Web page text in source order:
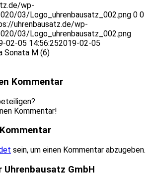
wp-
03/Logo_uhrenbausatz_002.png 0 0
uhrenbausatz.de/wp-
03/Logo_uhrenbausatz_002.png
02-05 14:56:252019-02-05
Sonata M (6)
Kommentar
Kommentar!
sein, um einen Kommentar abzugeben.
GmbH